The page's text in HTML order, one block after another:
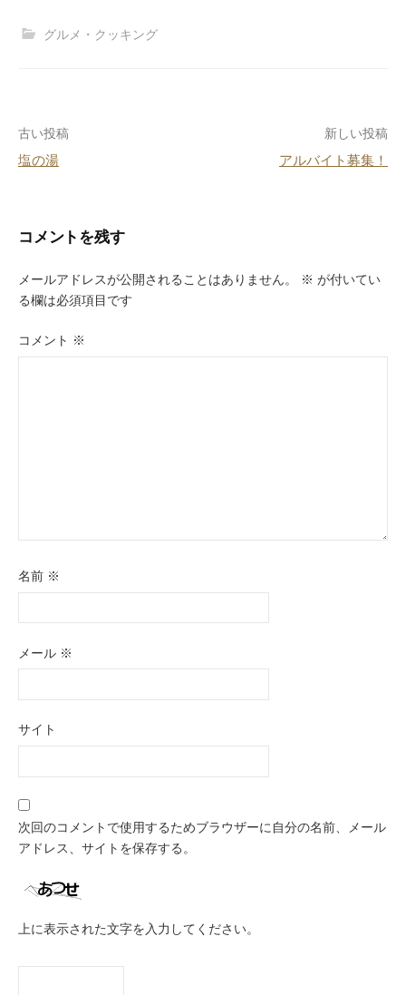
c
o
k
e
グルメ・クッキング
投
稿
ビ
ゲ
ー
シ
古い投稿
塩の湯
新しい投稿
アルバイト募集！
コメントを残す
メールアドレスが公開されることはありません。 ※ が付いてい
る欄は必須項目です
コメント ※
名前 ※
メール ※
サイト
次回のコメントで使用するためブラウザーに自分の名前、メール
アドレス、サイトを保存する。
上に表示された文字を入力してください。